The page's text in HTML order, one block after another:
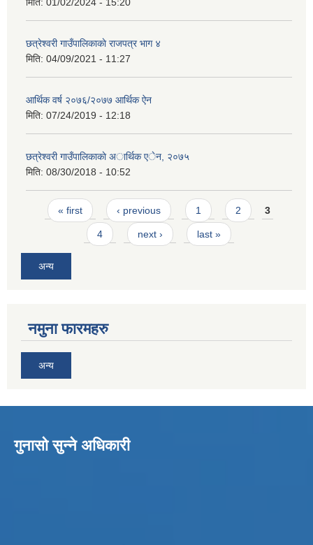
मिति: 01/02/2024 - 15:20
छत्रेश्वरी गाउँपालिकाकाे राजपत्र भाग ४
मिति: 04/09/2021 - 11:27
आर्थिक वर्ष २०७६/२०७७ आर्थिक ऐन
मिति: 07/24/2019 - 12:18
छत्रेश्वरी गाउँपालिकाकाे अार्थिक एेन, २०७५
मिति: 08/30/2018 - 10:52
Pages
« first ‹ previous 1 2 3
4 next › last »
अन्य
नमुना फारमहरु
अन्य
गुनासो सुन्ने अधिकारी